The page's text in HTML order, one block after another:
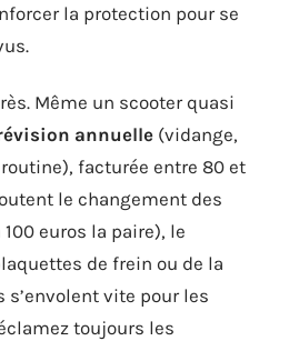
la protection pour se
Même un scooter quasi
annuelle (vidange,
facturée entre 80 et
le changement des
euros la paire), le
de frein ou de la
s’envolent vite pour les
toujours les